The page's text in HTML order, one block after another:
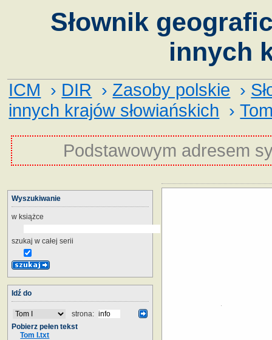
Słownik
innych
ICM › DIR › Zasoby polskie ›
innych krajów słowiańskich ›
Podstawowym adresem
Wyszukiwanie
w książce
szukaj w całej serii
Idź do
strona:
Pobierz pełen tekst
Tom I.txt